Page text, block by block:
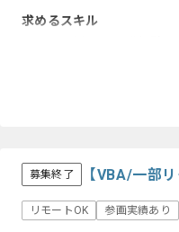
求めるスキル
募集終了 【VBA/一部
リモートOK 参画実績あり